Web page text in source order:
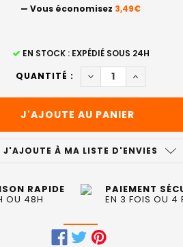
— Vous économisez 3,49€
EN STOCK : EXPÉDIÉ SOUS 24H
QUANTITÉ :
DIMINUER LA
J'AJOUTE À MA LISTE D'ENVIES
RAPIDE
OU 48H
PAIEMENT
EN 3 FOIS OU 4